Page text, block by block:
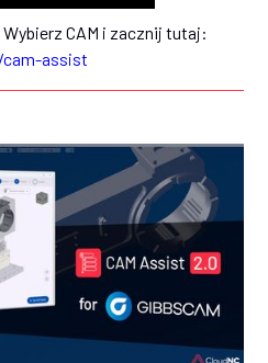
CAM i zacznij tutaj:
assist